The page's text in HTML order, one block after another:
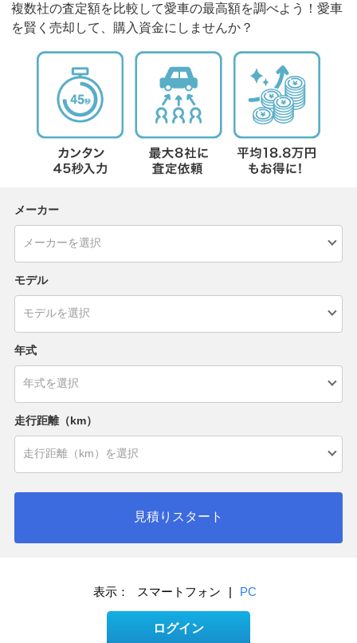
複数社の査定額を比較して愛車の最高額を調べよう！愛車
を賢く売却して、購入資金にしませんか？
メーカー
モデル
年式
走行距離（km）
見積りスタート
表示： スマートフォン | PC
ログイン